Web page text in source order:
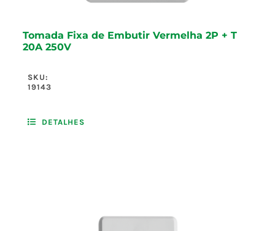
Tomada Fixa de Embutir Vermelha 2P + T
20A 250V
SKU:
19143
DETALHES